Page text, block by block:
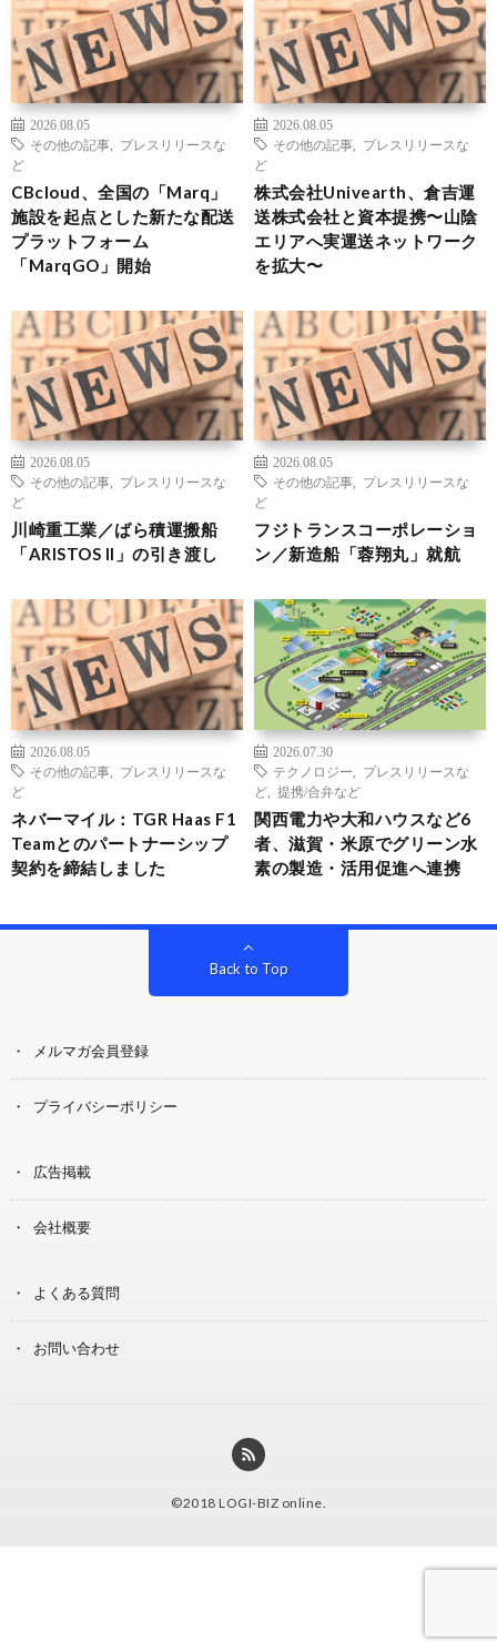
2026.08.05
その他の記事
プレスリリースな
ど
CBcloud、全国の「Marq」
施設を起点とした新たな配送
プラットフォーム
「MarqGO」開始
2026.08.05
その他の記事
プレスリリースな
ど
株式会社Univearth、倉吉運
送株式会社と資本提携〜山陰
エリアへ実運送ネットワーク
を拡大〜
2026.08.05
その他の記事
プレスリリースな
ど
川崎重工業／ばら積運搬船
「ARISTOS II」の引き渡し
2026.08.05
その他の記事
プレスリリースな
ど
フジトランスコーポレーショ
ン／新造船「蓉翔丸」就航
2026.08.05
その他の記事
プレスリリースな
ど
ネバーマイル：TGR Haas F1
Teamとのパートナーシップ
契約を締結しました
2026.07.30
テクノロジー
プレスリリースな
ど
提携/合弁など
関西電力や大和ハウスなど6
者、滋賀・米原でグリーン水
素の製造・活用促進へ連携
Back to Top
メルマガ会員登録
プライバシーポリシー
広告掲載
会社概要
よくある質問
お問い合わせ
©2018 LOGI-BIZ online